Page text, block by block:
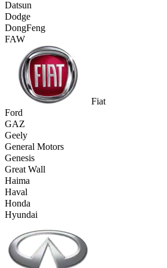
Datsun
Dodge
DongFeng
FAW
Fiat
Ford
GAZ
Geely
General Motors
Genesis
Great Wall
Haima
Haval
Honda
Hyundai